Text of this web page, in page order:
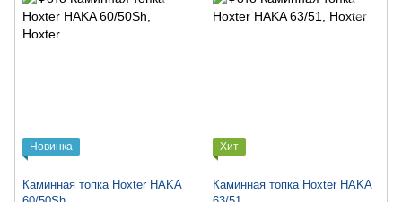
Новинка
Каминная топка Hoxter HAKA
Хит
Каминная топка Hoxter HAKA